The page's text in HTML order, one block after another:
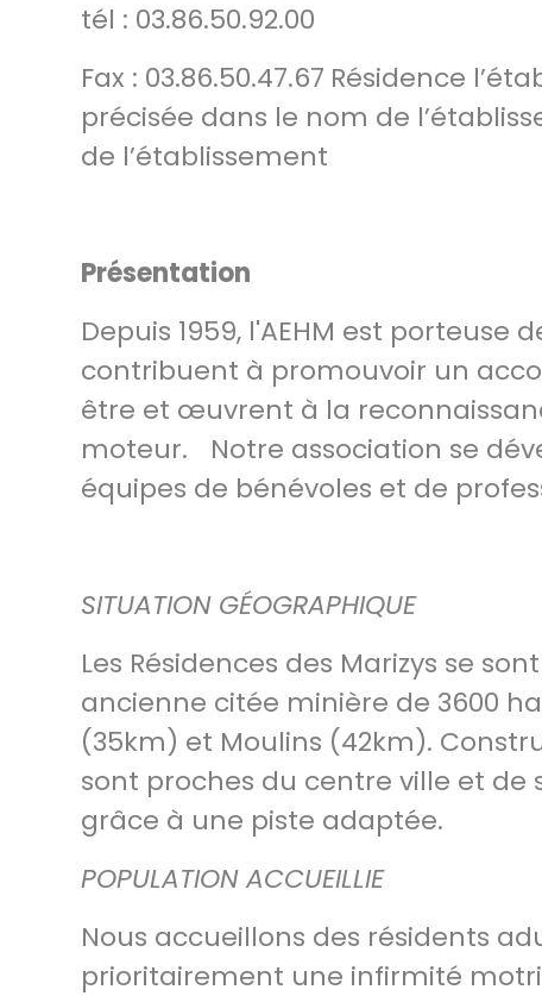
tél : 03.86.50.92.00
Fax : 03.86.50.47.67 Résidence
précisée dans le nom de
de l’établissement
Présentation
Depuis 1959, l'AEHM est
contribuent à promouvoir un
être et œuvrent à la
moteur. Notre association se
équipes de bénévoles et de
SITUATION GÉOGRAPHIQUE
Les Résidences des Marizys se
ancienne citée minière de 3600
(35km) et Moulins (42km).
sont proches du centre ville et de
grâce à une piste adaptée.
POPULATION ACCUEILLIE
Nous accueillons des résidents
prioritairement une infirmité